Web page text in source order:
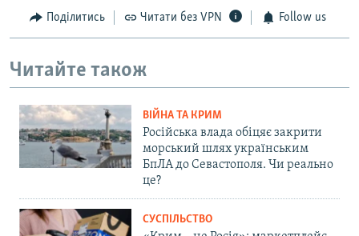
Поділитись Читати без VPN Follow us
Читайте також
ВІЙНА ТА КРИМ
Російська влада обіцяє закрити
морський шлях українським
БпЛА до Севастополя. Чи реально
це?
СУСПІЛЬСТВО